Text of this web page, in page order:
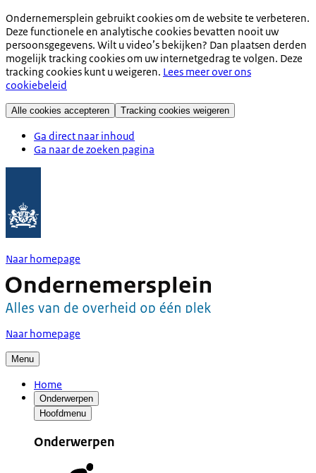
Ondernemersplein gebruikt cookies om de website te verbeteren.
Deze functionele en analytische cookies bevatten nooit uw
persoonsgegevens. Wilt u video’s bekijken? Dan plaatsen derden
mogelijk tracking cookies om uw internetgedrag te volgen. Deze
tracking cookies kunt u weigeren. Lees meer over ons
cookiebeleid
Alle cookies accepteren Tracking cookies weigeren
Ga direct naar inhoud
Ga naar de zoeken pagina
Naar homepage
Naar homepage
Menu
Home
Onderwerpen
Hoofdmenu
Onderwerpen